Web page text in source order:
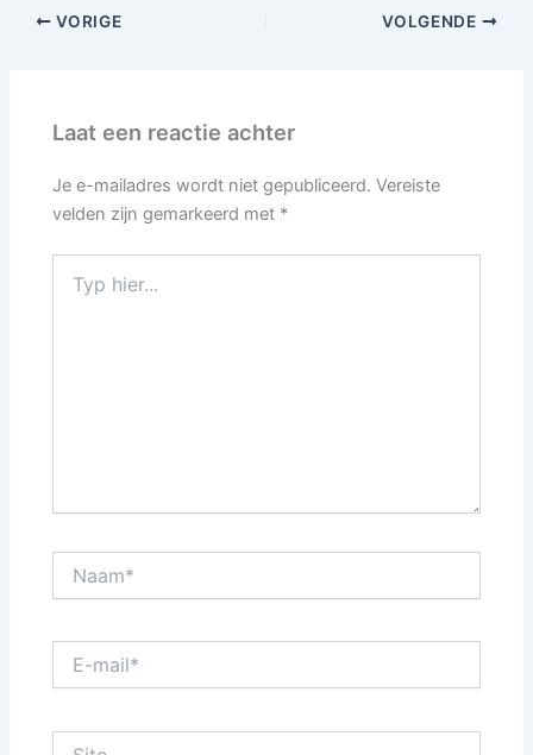
VORIGE VOLGENDE
Laat een reactie achter
Je e-mailadres wordt niet gepubliceerd. Vereiste
velden zijn gemarkeerd met *
hier...
mail*